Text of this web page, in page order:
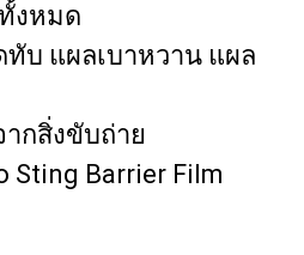
งหมด
บ แผลเบาหวาน แผล
กสิ่งขับถ่าย
Sting Barrier Film